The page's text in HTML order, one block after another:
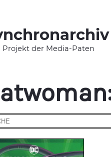
Projekt der Media-Paten